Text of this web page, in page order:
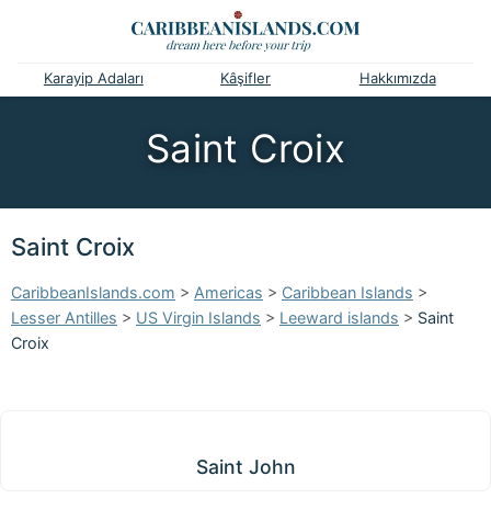
Karayip Adaları Kâşifler Hakkımızda
Saint Croix
Saint Croix
CaribbeanIslands.com > Americas > Caribbean Islands >
Lesser Antilles > US Virgin Islands > Leeward islands > Saint
Croix
Saint John